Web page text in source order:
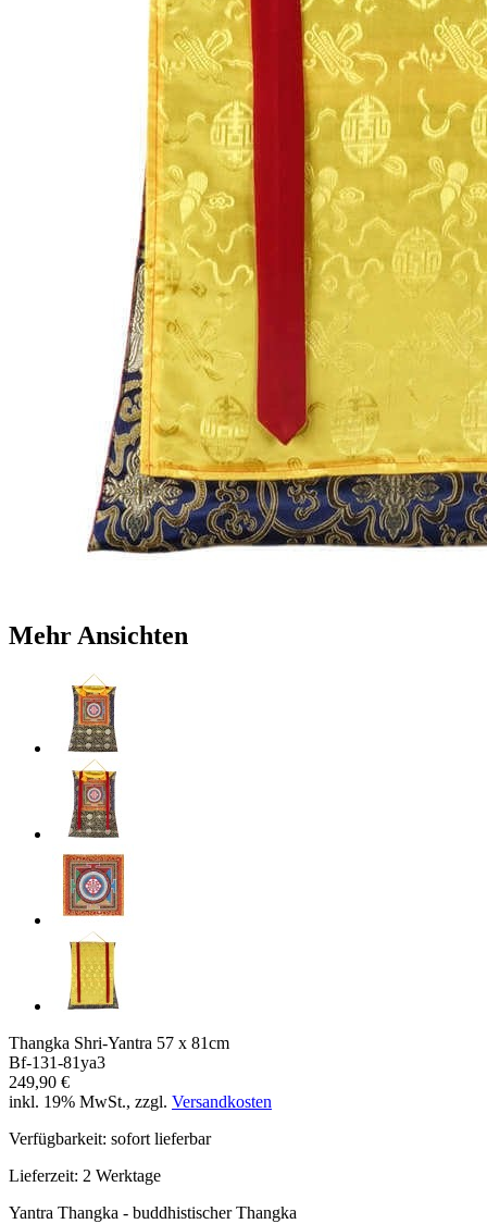
Mehr Ansichten
Thangka Shri-Yantra 57 x 81cm
Bf-131-81ya3
249,90 €
inkl. 19% MwSt., zzgl. Versandkosten
Verfügbarkeit: sofort lieferbar
Lieferzeit: 2 Werktage
Yantra Thangka - buddhistischer Thangka